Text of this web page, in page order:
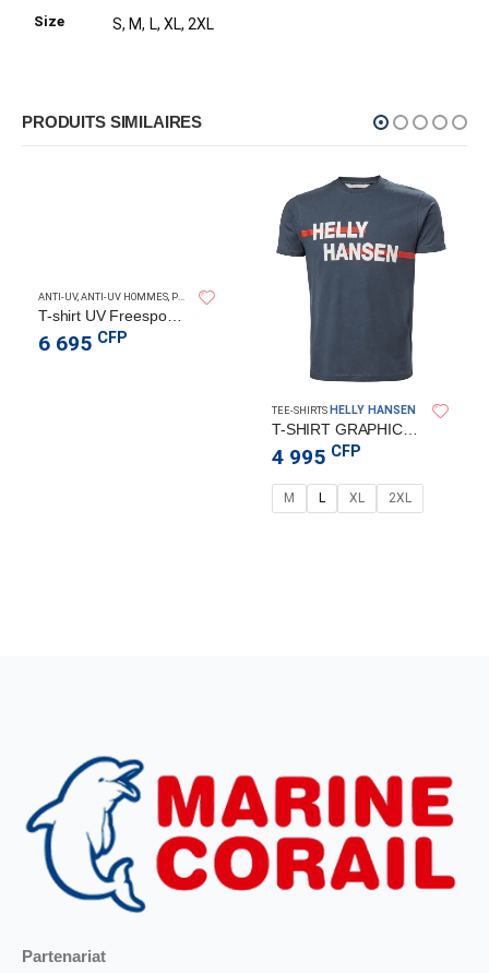
Size S, M, L, XL, 2XL
PRODUITS SIMILAIRES
,PROTECTION ANTI-UV (HOMMES, FEMMES, ENFANTS…)
GEAR
ANTI-UV,ANTI-UV HOMMES PROTECTION ANTI-UV (HOMMES, FEMMES, ENFANTS…)
T-shirt UV Freespool Icon Camo
6 695 CFP
TEE-SHIRTSHELLY HANSEN
T-SHIRT GRAPHIC RWB NAVY – HELLY HANSEN
4 995 CFP
M L XL 2XL
Partenariat